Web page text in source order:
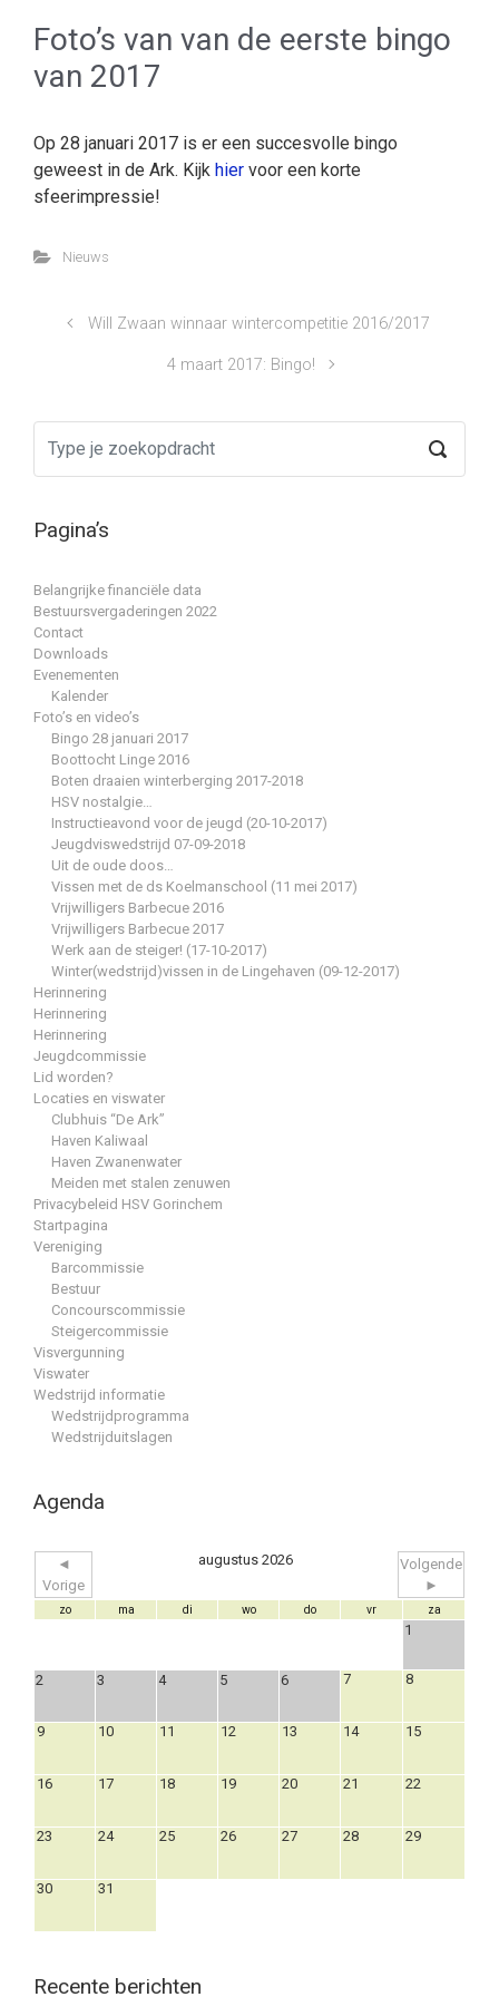
Foto’s van van de eerste bingo
van 2017
Op 28 januari 2017 is er een succesvolle bingo
geweest in de Ark. Kijk hier voor een korte
sfeerimpressie!
Nieuws
Will Zwaan winnaar wintercompetitie 2016/2017
4 maart 2017: Bingo!
Pagina’s
Belangrijke financiële data
Bestuursvergaderingen 2022
Contact
Downloads
Evenementen
Kalender
Foto’s en video’s
Bingo 28 januari 2017
Boottocht Linge 2016
Boten draaien winterberging 2017-2018
HSV nostalgie…
Instructieavond voor de jeugd (20-10-2017)
Jeugdviswedstrijd 07-09-2018
Uit de oude doos…
Vissen met de ds Koelmanschool (11 mei 2017)
Vrijwilligers Barbecue 2016
Vrijwilligers Barbecue 2017
Werk aan de steiger! (17-10-2017)
Winter(wedstrijd)vissen in de Lingehaven (09-12-2017)
Herinnering
Herinnering
Herinnering
Jeugdcommissie
Lid worden?
Locaties en viswater
Clubhuis “De Ark”
Haven Kaliwaal
Haven Zwanenwater
Meiden met stalen zenuwen
Privacybeleid HSV Gorinchem
Startpagina
Vereniging
Barcommissie
Bestuur
Concourscommissie
Steigercommissie
Visvergunning
Viswater
Wedstrijd informatie
Wedstrijdprogramma
Wedstrijduitslagen
Agenda
◄
Vorige
augustus 2026
Volgende
►
zo ma di wo do vr za
1
2 3 4 5 6 7 8
9 10 11 12 13 14 15
16 17 18 19 20 21 22
23 24 25 26 27 28 29
30 31
Recente berichten